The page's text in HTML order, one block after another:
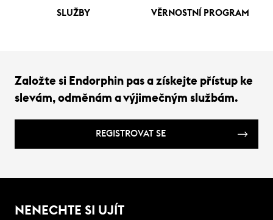
SLUŽBY VĚRNOSTNÍ PROGRAM
Založte si Endorphin pas a získejte přístup ke
slevám, odměnám a výjimečným službám.
REGISTROVAT SE
NENECHTE SI UJÍT